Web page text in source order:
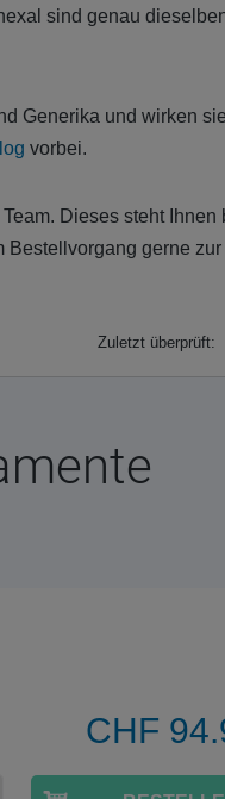
sind genau
Generika und wirken sie
vorbei.
Dieses steht Ihnen
Bestellvorgang gerne zur
Zuletzt überprüft:
CHF